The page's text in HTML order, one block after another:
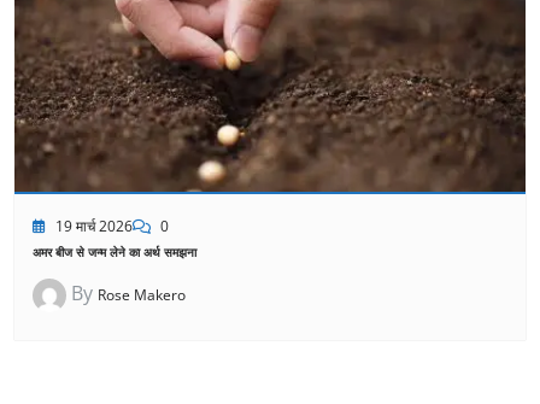
19 मार्च 2026 0
अमर बीज से जन्म लेने का अर्थ समझना
By Rose Makero